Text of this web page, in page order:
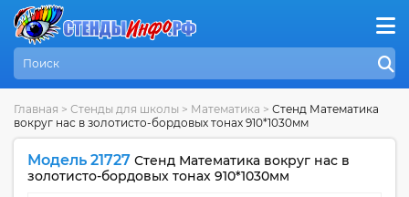
Главная > Стенды для школы > Математика > Стенд Математика
вокруг нас в золотисто-бордовых тонах 910*1030мм
Модель 21727 Стенд Математика вокруг нас в
золотисто-бордовых тонах 910*1030мм